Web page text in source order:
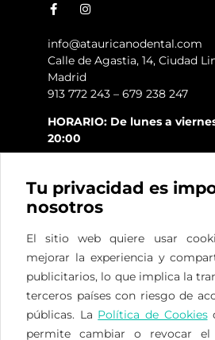
info@atauricanodental.com
Calle de Agastia, 14, Ciudad
Madrid
913 772 243 – 679 238 247
HORARIO: De lunes a
20:00
ES FR
Privacidad /
Tu privacidad es
nosotros
El sitio web quiere usar
mejorar la experiencia y
publicitarios, lo que implica la
terceros países con riesgo de
públicas. La Política de Cookies
permite cambiar o revocar el